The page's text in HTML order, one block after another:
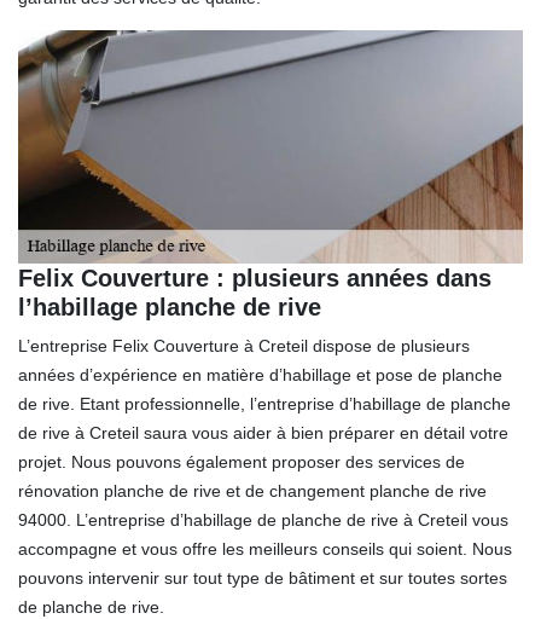
Felix Couverture : plusieurs années dans
l’habillage planche de rive
L’entreprise Felix Couverture à Creteil dispose de plusieurs
années d’expérience en matière d’habillage et pose de planche
de rive. Etant professionnelle, l’entreprise d’habillage de planche
de rive à Creteil saura vous aider à bien préparer en détail votre
projet. Nous pouvons également proposer des services de
rénovation planche de rive et de changement planche de rive
94000. L’entreprise d’habillage de planche de rive à Creteil vous
accompagne et vous offre les meilleurs conseils qui soient. Nous
pouvons intervenir sur tout type de bâtiment et sur toutes sortes
de planche de rive.